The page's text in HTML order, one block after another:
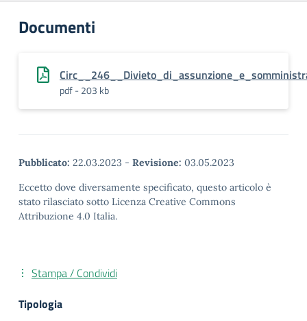
Documenti
pdf - 203 kb
Pubblicato: 22.03.2023 - Revisione: 03.05.2023
Eccetto dove diversamente specificato, questo articolo è
stato rilasciato sotto Licenza Creative Commons
Attribuzione 4.0 Italia.
Stampa / Condividi
Tipologia